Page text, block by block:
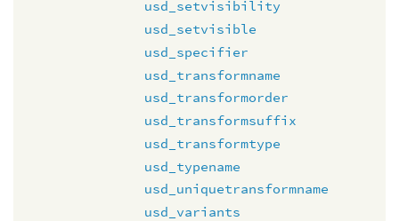
usd_setvisibility
usd_setvisible
usd_specifier
usd_transformname
usd_transformorder
usd_transformsuffix
usd_transformtype
usd_typename
usd_uniquetransformname
usd_variants